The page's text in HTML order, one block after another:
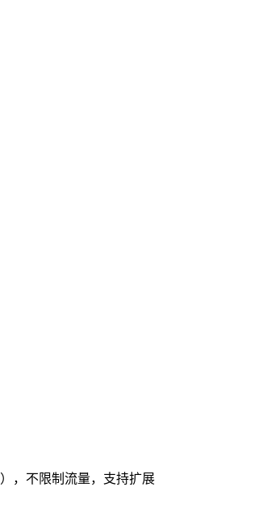
，不限制流量，支持扩展